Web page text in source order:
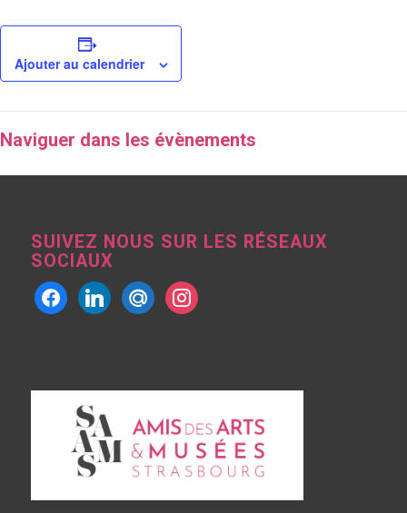
Ajouter au calendrier
Naviguer dans les évènements
SUIVEZ NOUS SUR LES RÉSEAUX
SOCIAUX
facebooklinkedin mailru instagram